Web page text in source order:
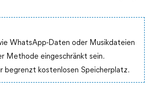
WhatsApp-Daten oder Musikdateien
Methode eingeschränkt sein.
begrenzt kostenlosen Speicherplatz.